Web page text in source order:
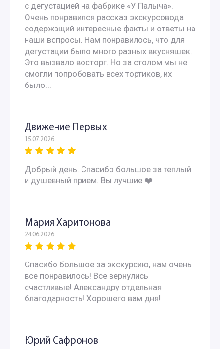
с дегустацией на фабрике «У Палыча».
Очень понравился рассказ экскурсовода
содержащий интересные факты и ответы на
наши вопросы. Нам понравилось, что для
дегустации было много разных вкусняшек.
Это вызвало восторг. Но за столом мы не
смогли попробовать всех тортиков, их
было...
Движение Первых
15.07.2026
Добрый день. Спасибо большое за теплый
и душевный прием. Вы лучшие ❤️
Мария Харитонова
24.06.2026
Спасибо большое за экскурсию, нам очень
все понравилось! Все вернулись
счастливые! Александру отдельная
благодарность! Хорошего вам дня!
Юрий Сафронов